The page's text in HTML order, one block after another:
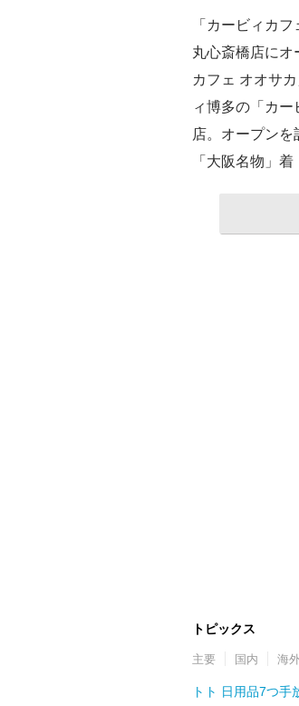
「カービィカ
丸心斎橋店にオ
カフェ オオサ
ィ博多の「カ
店。オープンを
「大阪名物」着
トピックス
主要 国内 海
トト 日用品7つ手